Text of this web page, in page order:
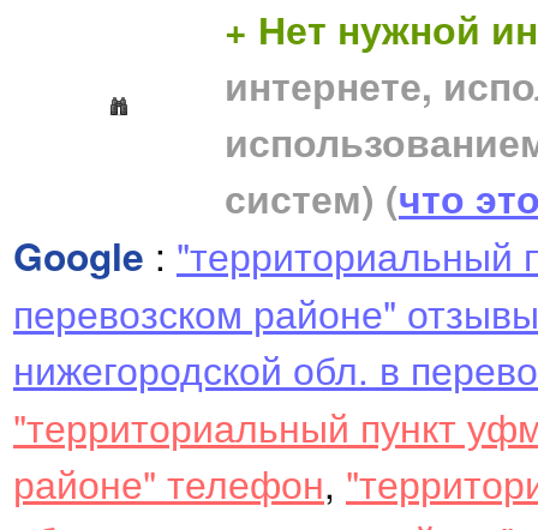
+ Нет нужной
интернете,
систем) (что
Google : "территориальный
перевозском районе" отзывы
нижегородской обл. в
"территориальный пункт
районе" телефон,